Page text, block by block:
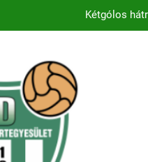
Kétgólos
az I. Érdi Football Fesztivál
visszalépése miatt játék